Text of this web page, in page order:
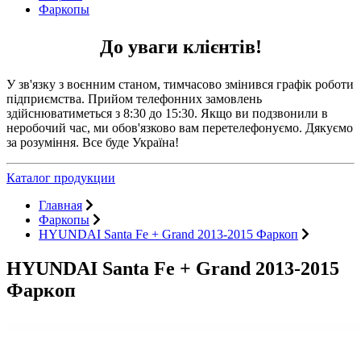
Фаркопы
До уваги клієнтів!
У зв'язку з воєнним станом, тимчасово змінився графік роботи
підприємства. Прийом телефонних замовлень
здійснюватиметься з 8:30 до 15:30. Якщо ви подзвонили в
неробочий час, ми обов'язково вам перетелефонуємо. Дякуємо
за розуміння. Все буде Україна!
Каталог продукции
Главная
Фаркопы
HYUNDAI Santa Fe + Grand 2013-2015 Фаркоп
HYUNDAI Santa Fe + Grand 2013-2015
Фаркоп